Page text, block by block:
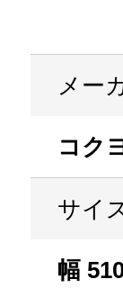
メー
コク
サイ
幅